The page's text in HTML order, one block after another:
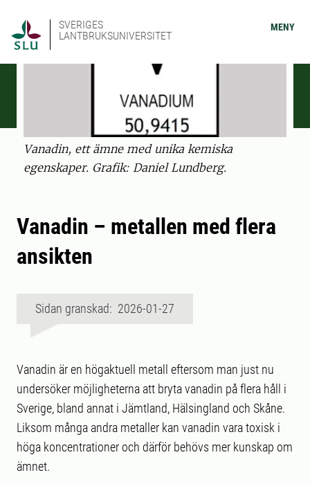
SVERIGES
LANTBRUKSUNIVERSITET
MENY
Vanadin, ett ämne med unika kemiska
egenskaper. Grafik: Daniel Lundberg.
Vanadin – metallen med flera
ansikten
Sidan granskad: 2026-01-27
Vanadin är en högaktuell metall eftersom man just nu
undersöker möjligheterna att bryta vanadin på flera håll i
Sverige, bland annat i Jämtland, Hälsingland och Skåne.
Liksom många andra metaller kan vanadin vara toxisk i
höga koncentrationer och därför behövs mer kunskap om
ämnet.